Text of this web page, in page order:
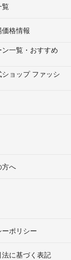
覧
格情報
一覧・おすすめ
ョップ ファッシ
方へ
ポリシー
に基づく表記